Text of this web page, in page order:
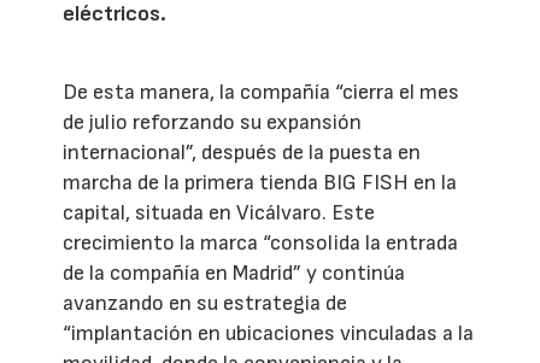
eléctricos.
De esta manera, la compañía “cierra el mes
de julio reforzando su expansión
internacional”, después de la puesta en
marcha de la primera tienda BIG FISH en la
capital, situada en Vicálvaro. Este
crecimiento la marca “consolida la entrada
de la compañía en Madrid” y continúa
avanzando en su estrategia de
“implantación en ubicaciones vinculadas a la